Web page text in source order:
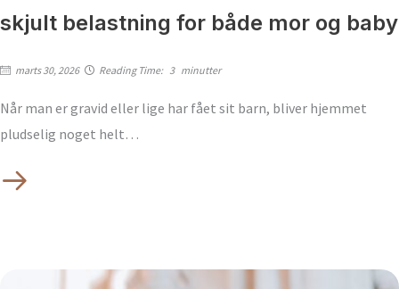
skjult belastning for både mor og baby
marts 30, 2026 Reading Time: 3 minutter
Når man er gravid eller lige har fået sit barn, bliver hjemmet
pludselig noget helt…